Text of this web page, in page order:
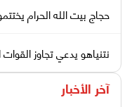
حجاج بيت الله الحرام
نتنياهو يدعي تجاوز
آخر الأخبار